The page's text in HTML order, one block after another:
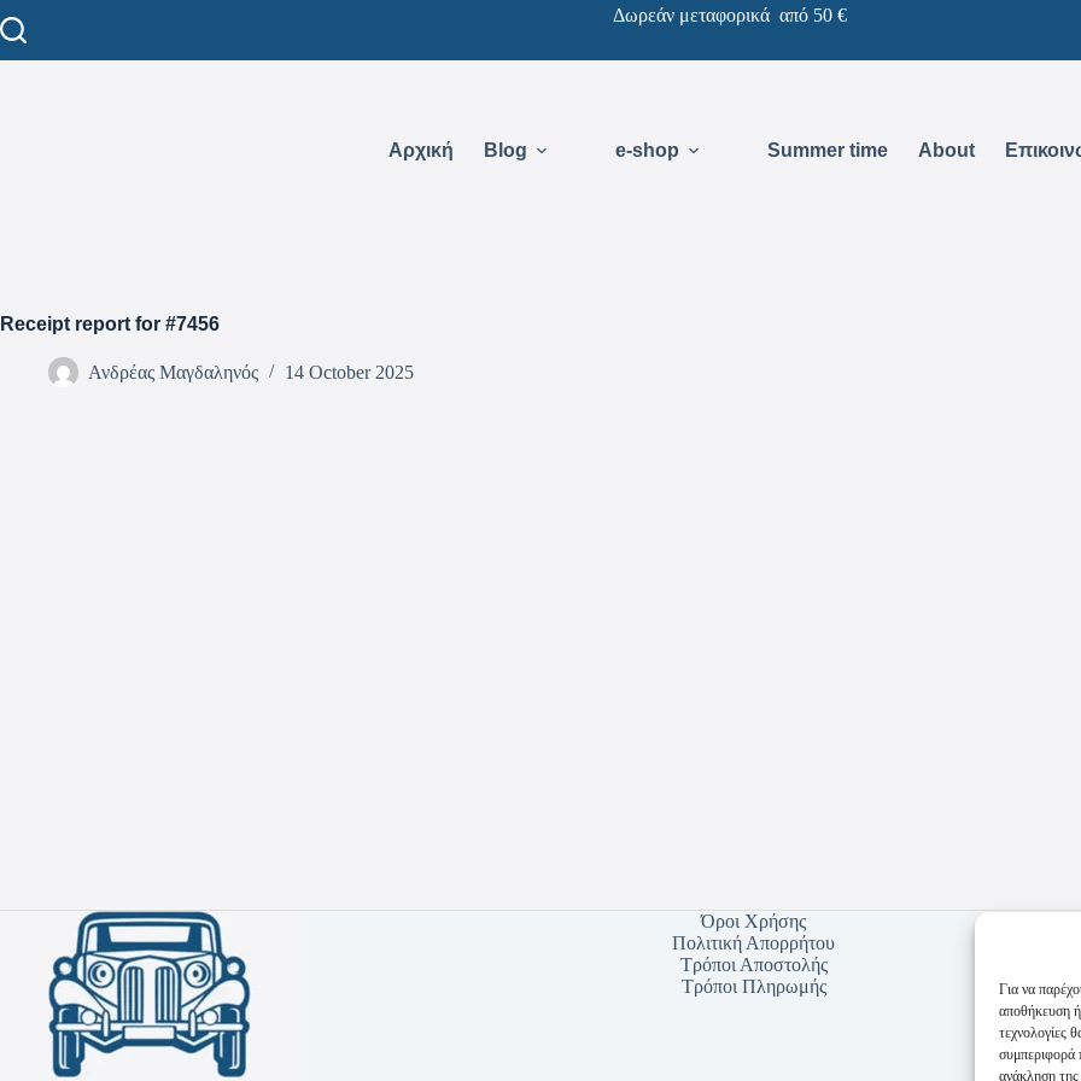
Για να
αποθήκευση
τεχνολογίες
συμπεριφορά
ανάκληση της
Δωρεάν μεταφορικά από 50 €
Αρχική Blog e-shop Summer time About
Receipt report for #7456
Ανδρέας Μαγδαληνός 14 October 2025
Όροι Χρήσης
Πολιτική Απορρήτου
Τρόποι Αποστολής
Τρόποι Πληρωμής